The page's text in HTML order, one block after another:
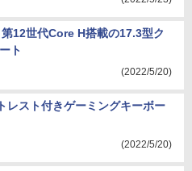
12世代Core H搭載の17.3型ク
ト
(2022/5/20)
レスト付きゲーミングキーボー
(2022/5/20)